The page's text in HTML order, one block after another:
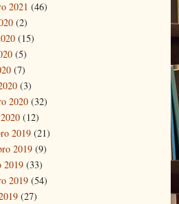
2021 (46)
(2)
(15)
(5)
(7)
(3)
2020 (32)
(12)
2019 (21)
2019 (9)
2019 (33)
2019 (54)
(27)